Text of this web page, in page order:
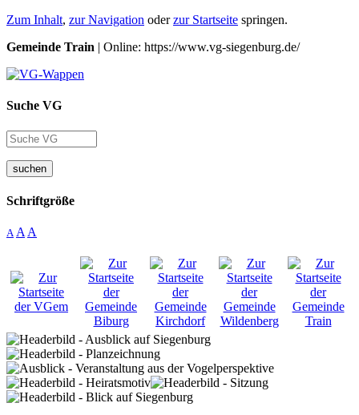
Zum Inhalt, zur Navigation oderzur Startseite springen.
Gemeinde Train | Online: https://www.vg-siegenburg.de/
Suche VG
suchen
Schriftgröße
A A A